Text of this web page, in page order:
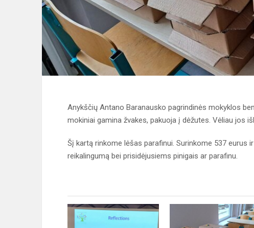
Anykščių Antano Baranausko pagrindinės mokyklos
mokiniai gamina žvakes, pakuoja į dėžutes. Vėliau jos
Šį kartą rinkome lėšas parafinui. Surinkome 537
reikalingumą bei prisidėjusiems pinigais ar parafinu.